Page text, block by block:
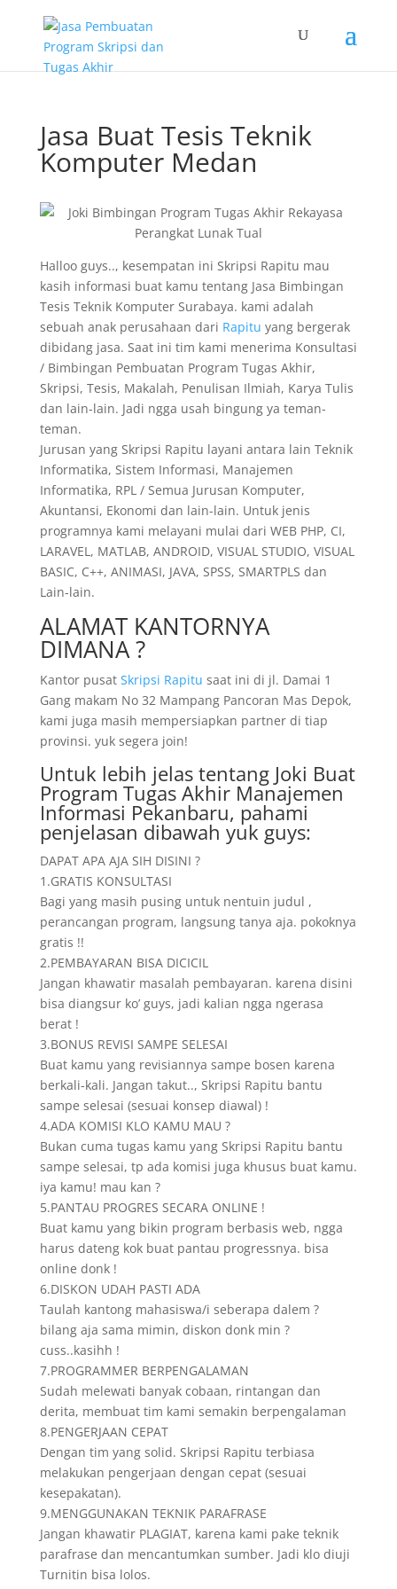
Jasa Buat Tesis Teknik
Komputer Medan
Halloo guys.., kesempatan ini Skripsi Rapitu mau
kasih informasi buat kamu tentang Jasa Bimbingan
Tesis Teknik Komputer Surabaya. kami adalah
sebuah anak perusahaan dari Rapitu yang bergerak
dibidang jasa. Saat ini tim kami menerima Konsultasi
/ Bimbingan Pembuatan Program Tugas Akhir,
Skripsi, Tesis, Makalah, Penulisan Ilmiah, Karya Tulis
dan lain-lain. Jadi ngga usah bingung ya teman-
teman.
Jurusan yang Skripsi Rapitu layani antara lain Teknik
Informatika, Sistem Informasi, Manajemen
Informatika, RPL / Semua Jurusan Komputer,
Akuntansi, Ekonomi dan lain-lain. Untuk jenis
programnya kami melayani mulai dari WEB PHP, CI,
LARAVEL, MATLAB, ANDROID, VISUAL STUDIO, VISUAL
BASIC, C++, ANIMASI, JAVA, SPSS, SMARTPLS dan
Lain-lain.
ALAMAT KANTORNYA
DIMANA ?
Kantor pusat Skripsi Rapitu saat ini di jl. Damai 1
Gang makam No 32 Mampang Pancoran Mas Depok,
kami juga masih mempersiapkan partner di tiap
provinsi. yuk segera join!
Untuk lebih jelas tentang Joki Buat
Program Tugas Akhir Manajemen
Informasi Pekanbaru, pahami
penjelasan dibawah yuk guys:
DAPAT APA AJA SIH DISINI ?
1.GRATIS KONSULTASI
Bagi yang masih pusing untuk nentuin judul ,
perancangan program, langsung tanya aja. pokoknya
gratis !!
2.PEMBAYARAN BISA DICICIL
Jangan khawatir masalah pembayaran. karena disini
bisa diangsur ko’ guys, jadi kalian ngga ngerasa
berat !
3.BONUS REVISI SAMPE SELESAI
Buat kamu yang revisiannya sampe bosen karena
berkali-kali. Jangan takut.., Skripsi Rapitu bantu
sampe selesai (sesuai konsep diawal) !
4.ADA KOMISI KLO KAMU MAU ?
Bukan cuma tugas kamu yang Skripsi Rapitu bantu
sampe selesai, tp ada komisi juga khusus buat kamu.
iya kamu! mau kan ?
5.PANTAU PROGRES SECARA ONLINE !
Buat kamu yang bikin program berbasis web, ngga
harus dateng kok buat pantau progressnya. bisa
online donk !
6.DISKON UDAH PASTI ADA
Taulah kantong mahasiswa/i seberapa dalem ?
bilang aja sama mimin, diskon donk min ?
cuss..kasihh !
7.PROGRAMMER BERPENGALAMAN
Sudah melewati banyak cobaan, rintangan dan
derita, membuat tim kami semakin berpengalaman
8.PENGERJAAN CEPAT
Dengan tim yang solid. Skripsi Rapitu terbiasa
melakukan pengerjaan dengan cepat (sesuai
kesepakatan).
9.MENGGUNAKAN TEKNIK PARAFRASE
Jangan khawatir PLAGIAT, karena kami pake teknik
parafrase dan mencantumkan sumber. Jadi klo diuji
Turnitin bisa lolos.